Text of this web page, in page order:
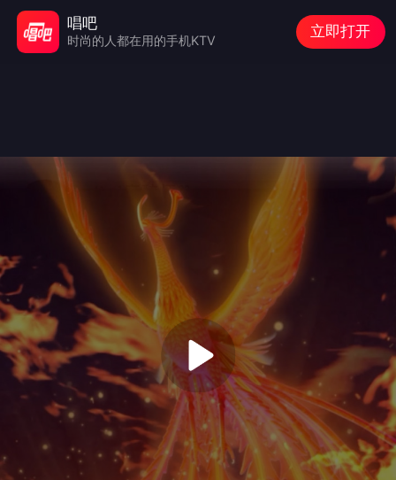
唱吧
时尚的人都在用的手机KTV
立即打开